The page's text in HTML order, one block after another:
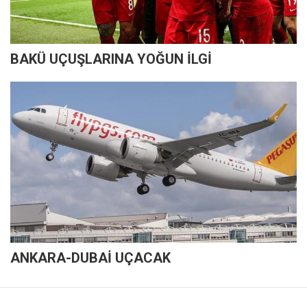
BAKÜ UÇUŞLARINA YOĞUN İLGİ
ANKARA-DUBAİ UÇACAK